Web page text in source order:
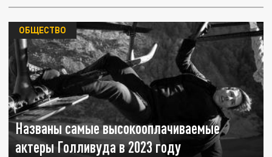
Названы самые высокооплачиваемые
актеры Голливуда в 2023 году
ОБЩЕСТВО